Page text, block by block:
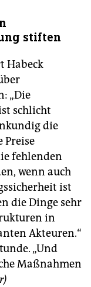
stiften
Habeck
„Die
schlicht
die
Preise
fehlenden
wenn auch
ist
die Dinge sehr
in
Akteuren.“
„Und
Maßnahmen